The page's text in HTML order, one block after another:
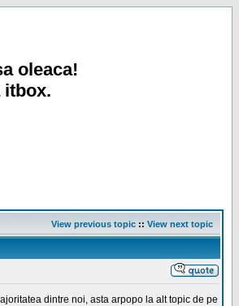
oleaca!
View previous topic :: View next topic
dintre noi, asta arpopo la alt topic de pe